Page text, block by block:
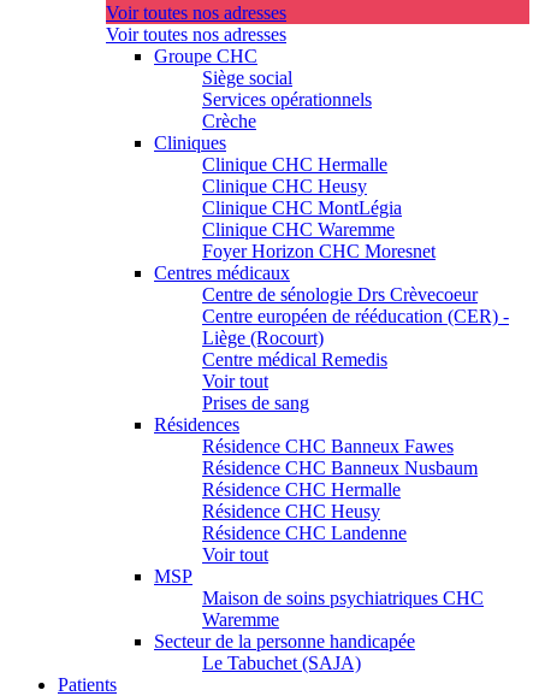
Voir toutes nos adresses
Voir toutes nos adresses
Groupe CHC
Siège social
Services opérationnels
Crèche
Cliniques
Clinique CHC Hermalle
Clinique CHC Heusy
Clinique CHC MontLégia
Clinique CHC Waremme
Foyer Horizon CHC Moresnet
Centres médicaux
Centre de sénologie Drs Crèvecoeur
Centre européen de rééducation (CER) -
Liège (Rocourt)
Centre médical Remedis
Voir tout
Prises de sang
Résidences
Résidence CHC Banneux Fawes
Résidence CHC Banneux Nusbaum
Résidence CHC Hermalle
Résidence CHC Heusy
Résidence CHC Landenne
Voir tout
MSP
Maison de soins psychiatriques CHC
Waremme
Secteur de la personne handicapée
Le Tabuchet (SAJA)
Patients